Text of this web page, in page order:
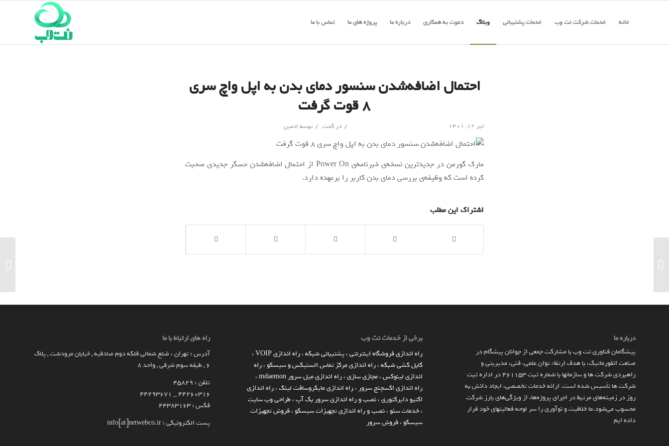
خانه خدمات شرکت نت وب خدمات پشتیبانی وبلاگ دعوت به همکاری درباره ما پروژه های ما تماس با ما
احتمال اضافه‌شدن سنسور دمای بدن به اپل واچ سری
۸ قوت گرفت
تیر ۱۲, ۱۴۰۱ / درگجت / توسط ادمین
مارک گورمن در جدیدترین نسخه‌ی خبرنامه‌ی Power On از احتمال اضافه‌شدن حسگر جدیدی صحبت
کرده است که وظیفه‌ی بررسی دمای بدن کاربر را برعهده دارد.
اشتراک این مطلب
راه های ارتباط با ما
آدرس : تهران ، ضلع شمالی فلکه دوم صادقیه , خیابان مرودشت , پلاک
۶ , طبقه سوم شرقی , واحد ۸
تلفن : 45829
۴۴۲۶۰۳۱۶ _ 44293671
فکس : 44383163
پست الکترونیکی : info[at]netwebco.ir
برخی از خدمات نت وب
راه اندازي فروشگاه اينترنتي،پشتیبانی شبکه،راه اندازی VOIP
،
کابل کشی شبکه،راه اندازی مرکز تماس الستیکس و سیسکو،راه
اندازی لینوکس،مجازی سازی،راه اندازی میل سرور mdaemon
،
راه اندازی اکسچنج سرور،راه اندازی مایکروسافت لینک،راه اندازی
اکتیو دایرکتوری،نصب و راه اندازی سرور بک آپ،طراحی وب سایت
،خدمات سئو،نصب و راه اندازی تجهیزات سیسکو،فروش تجهیزات
سیسکو،فروش سرور
درباره ما
پیشگامان فناوری نت وب با مشارکت جمعی از جوانان پیشگام در
صنعت انفورماتیک، با هدف ارتقاء توان علمی، فنی، مدیریتی و
راهبردی شرکت ها و سازمان­ها با شماره ثبت 461153 در اداره ثبت
شرکت ها تأسیس شده است. ارائه خدمات تخصصی، ایجاد دانش به‌
روز در زمینه‌های مرتبط در اجرای پروژه‌ها، از ویژگی‌های بارز شرکت
محسوب می‌شود.ما خلاقیت و نوآوری را سر لوحه فعالیتهای خود قرار
داده ایم
مرد نیمه‌معلول به‌کمک بازوی رباتیک متصل به
ذهن خود توانست غذا بخورد...